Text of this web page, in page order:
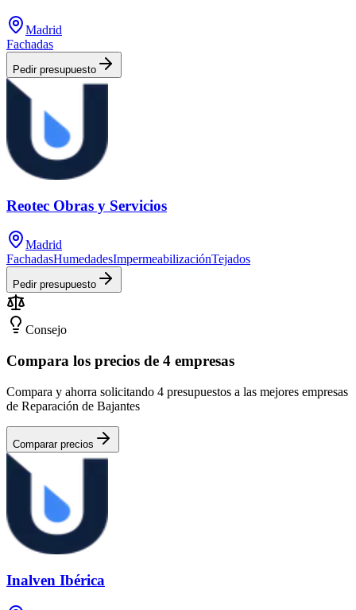
Madrid
Fachadas
Pedir presupuesto
Reotec Obras y Servicios
Madrid
FachadasHumedadesImpermeabilizaciónTejados
Pedir presupuesto
Consejo
Compara los precios de 4 empresas
Compara y ahorra solicitando 4 presupuestos a las mejores empresas
de Reparación de Bajantes
Comparar precios
Inalven Ibérica